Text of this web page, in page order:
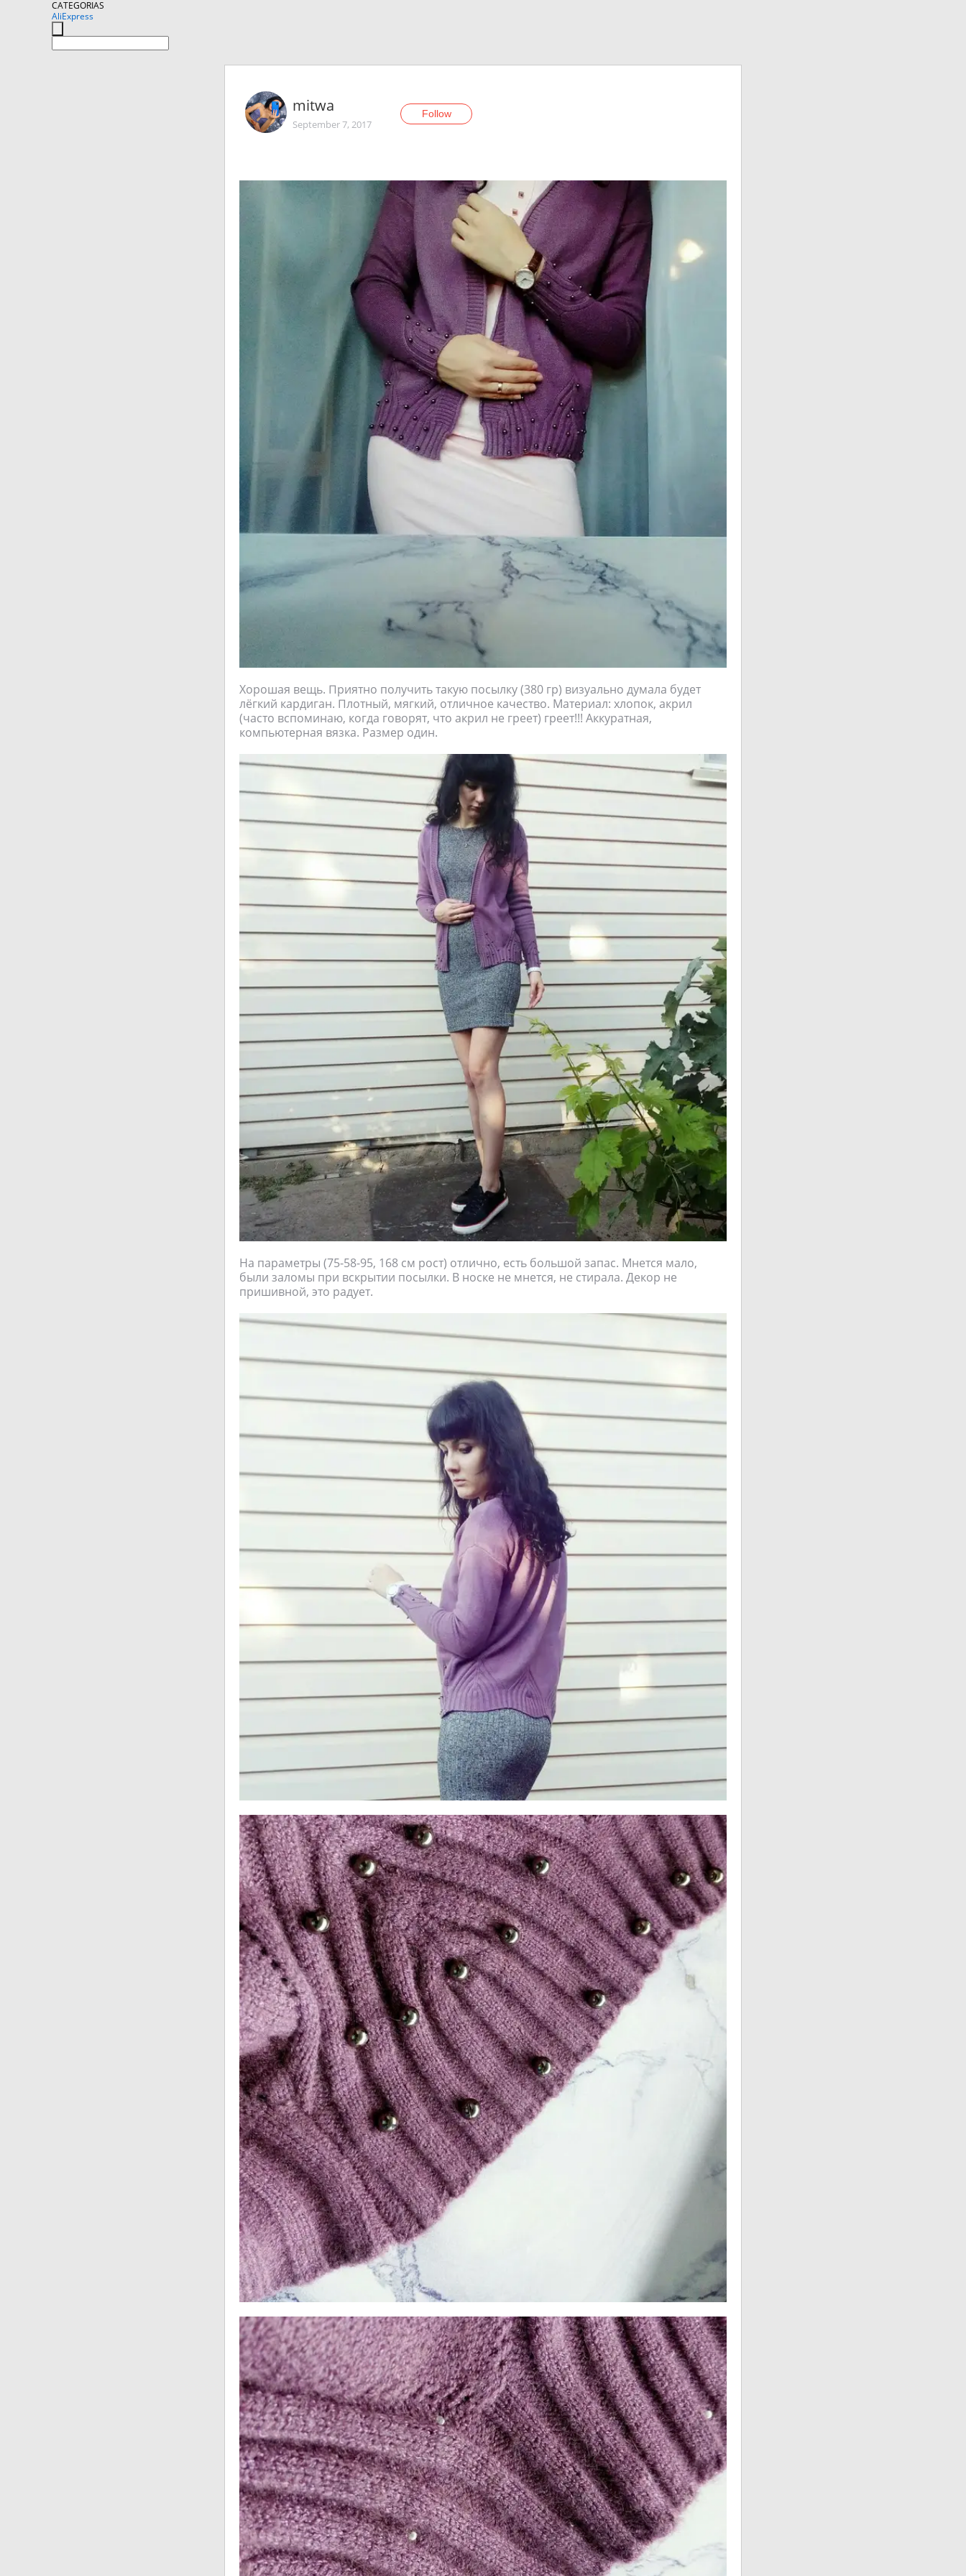
CATEGORIAS
AliExpress
mitwа
September 7, 2017
Follow
Хорошая вещь. Приятно получить такую посылку (380 гр) визуально думала будет
лёгкий кардиган. Плотный, мягкий, отличное качество. Материал: хлопок, акрил
(часто вспоминаю, когда говорят, что акрил не греет) греет!!! Аккуратная,
компьютерная вязка. Размер один.
На параметры (75-58-95, 168 см рост) отлично, есть большой запас. Мнется мало,
были заломы при вскрытии посылки. В носке не мнется, не стирала. Декор не
пришивной, это радует.